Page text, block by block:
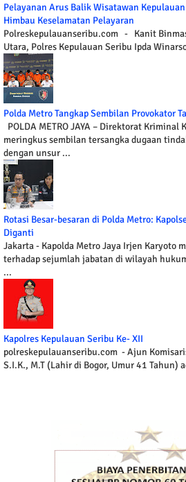
Pelayanan Arus Balik Wisatawan
Himbau Keselamatan Pelayaran
Polreskepulauanseribu.com - Kanit
Utara, Polres Kepulauan Seribu Ipda
Polda Metro Tangkap Sembilan Provokator
POLDA METRO JAYA – Direktorat Kriminal
meringkus sembilan tersangka dugaan
dengan unsur ...
Rotasi Besar-besaran di Polda Metro:
Diganti
Jakarta - Kapolda Metro Jaya Irjen Karyoto
terhadap sejumlah jabatan di wilayah
...
Kapolres Kepulauan Seribu Ke- XII
polreskepulauanseribu.com - Ajun
S.I.K., M.T (Lahir di Bogor, Umur 41 Tahun)